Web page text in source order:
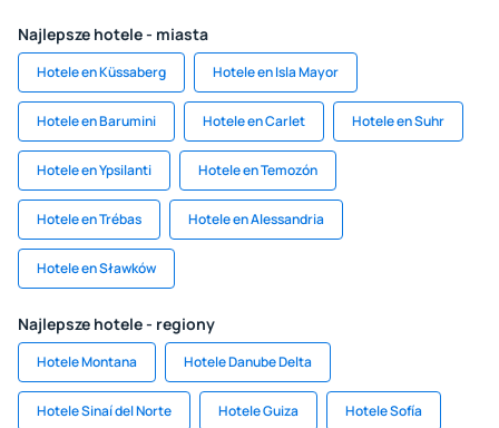
Najlepsze hotele - miasta
Hotele en Küssaberg Hotele en Isla Mayor
Hotele en Barumini Hotele en Carlet Hotele en Suhr
Hotele en Ypsilanti Hotele en Temozón
Hotele en Trébas Hotele en Alessandria
Hotele en Sławków
Najlepsze hotele - regiony
Hotele Montana Hotele Danube Delta
Hotele Sinaí del Norte Hotele Guiza Hotele Sofía